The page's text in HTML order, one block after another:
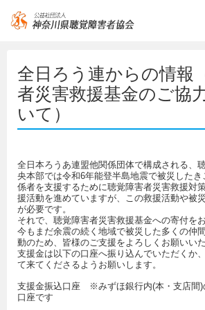
全日ろう連からの情報
者災害救援基金のご協
いて）
全日本ろうあ連盟他関係団体で構成される、
央本部では令和6年能登半島地震で被災した
係者を支援するために聴覚障害者災害救援対
援活動を進めていますが、この救援活動や被
が必要です。
それで、聴覚障害者災害救援基金への寄付を
今もまだ余震の続く地域で被災した多くの仲
動のため、皆様のご支援をよろしくお願いいた
支援金は以下の口座へ振り込んでいただくか
て来てくださるようお願いします。
支援金振込口座 ※みずほ銀行内(本・支店間)
口座です